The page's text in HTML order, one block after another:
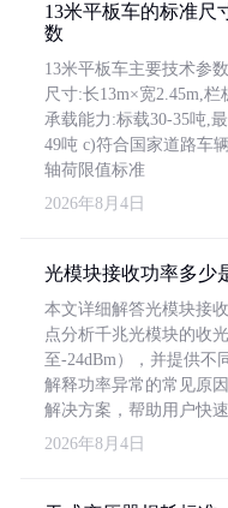
13米平板车的标准尺
数
13米平板车主要技术参
尺寸:长13m×宽2.45m,栏
承载能力:标载30-35吨,
49吨 c)符合国家道路车
轴荷限值标准
2026年8月4日
光模块接收功率多少
本文详细解答光模块接
点分析千兆光模块的收
至-24dBm），并提供不
解释功率异常的常见原
解决方案，帮助用户快
2026年8月4日